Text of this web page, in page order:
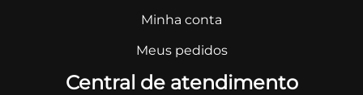
Minha conta
Meus pedidos
Central de atendimento